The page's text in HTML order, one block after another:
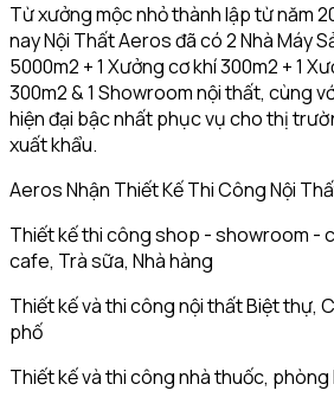
Từ xưởng mộc nhỏ thành lập từ năm
nay Nội Thất Aeros đã có 2 Nhà Máy
5000m2 + 1 Xưởng cơ khí 300m2 + 1
300m2 & 1 Showroom nội thất, cùng
hiện đại bậc nhất phục vụ cho thị
xuất khẩu.
Aeros Nhận Thiết Kế Thi Công Nội
Thiết kế thi công shop - showroom -
cafe, Trà sữa, Nhà hàng
Thiết kế và thi công nội thất Biệt thự,
phố
Thiết kế và thi công nhà thuốc, phòng